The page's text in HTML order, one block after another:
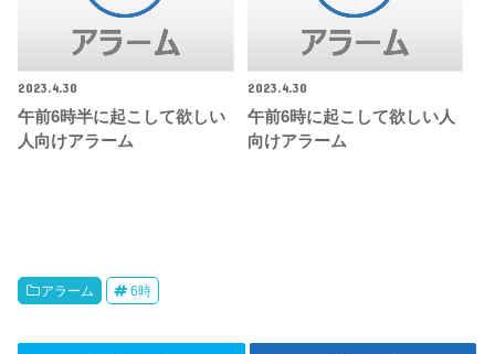
2023.4.30
午前6時半に起こして欲しい
人向けアラーム
2023.4.30
午前6時に起こして欲しい人
向けアラーム
アラーム 6時